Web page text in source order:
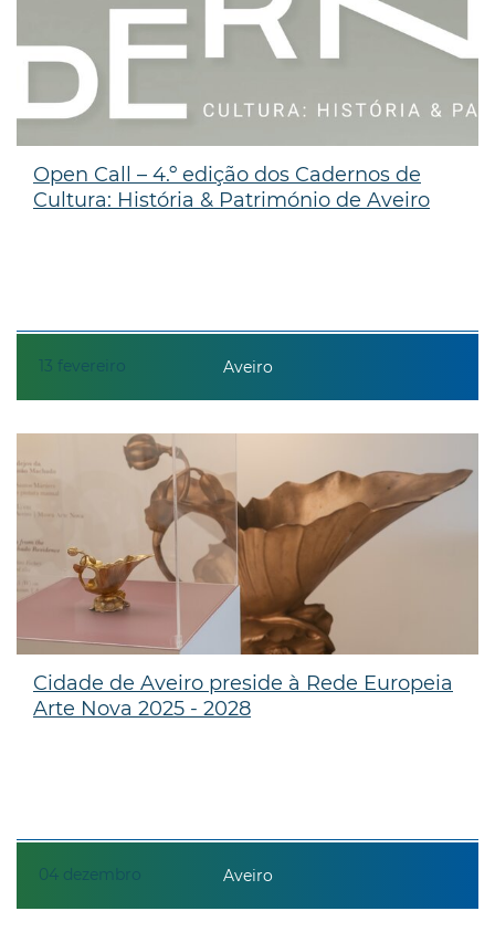
13 fevereiro
Open Call – 4.º edição dos Cadernos de
Cultura: História & Património de Aveiro
Aveiro
04 dezembro
Cidade de Aveiro preside à Rede Europeia
Arte Nova 2025 - 2028
Aveiro